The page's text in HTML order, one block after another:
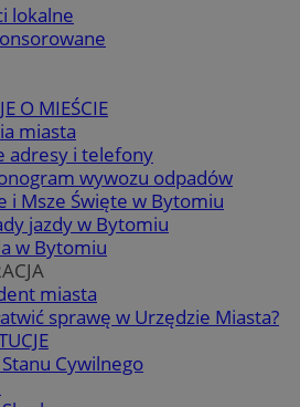
lokalne
O MIEŚCIE
miasta
adresy i telefony
wywozu odpadów
i Msze Święte w Bytomiu
jazdy w Bytomiu
w Bytomiu
miasta
sprawę w Urzędzie Miasta?
Cywilnego